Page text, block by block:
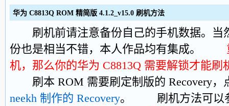
华为 C8813Q ROM 精简版 4.1.2_v15.0 刷机方法
刷机前请注意备份自己的手机数据。当
份也是相当不错，本人作品均有集成。
机，那么你的华为 C8813Q 需要解锁才能刷
刷本 ROM 需要刷定制版的 Recovery，
neekh 制作的 Recovery。 刷机方法可以